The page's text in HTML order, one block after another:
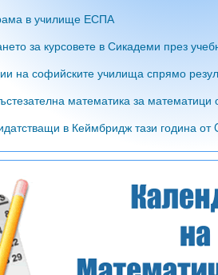
в училище ЕСПА
за курсовете в Сикадеми през
на софийските училища спрямо
математика за
в Кеймбридж тази година от